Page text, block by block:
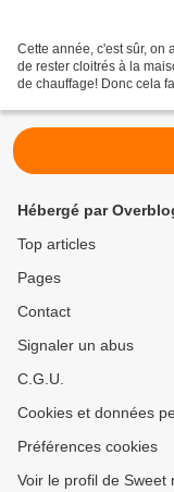
Cette année, c'est sûr, on
de rester cloitrés à la
de chauffage! Donc cela
Hébergé par
Top articles
Pages
Contact
Signaler un abus
C.G.U.
Cookies et données
Préférences cookies
Voir le profil de Sweet